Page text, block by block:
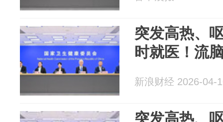
突发高热、
时就医！流
新浪财经 2026-04-
突发高热、